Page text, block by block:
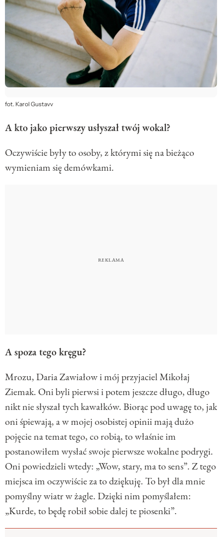
fot. Karol Gustavv
A kto jako pierwszy usłyszał twój wokal?
Oczywiście były to osoby, z którymi się na bieżąco
wymieniam się demówkami.
A spoza tego kręgu?
Mrozu, Daria Zawiałow i mój przyjaciel Mikołaj
Ziemak. Oni byli pierwsi i potem jeszcze długo, długo
nikt nie słyszał tych kawałków. Biorąc pod uwagę to, jak
oni śpiewają, a w mojej osobistej opinii mają dużo
pojęcie na temat tego, co robią, to właśnie im
postanowiłem wysłać swoje pierwsze wokalne podrygi.
Oni powiedzieli wtedy: „Wow, stary, ma to sens”. Z tego
miejsca im oczywiście za to dziękuję. To był dla mnie
pomyślny wiatr w żagle. Dzięki nim pomyślałem:
„Kurde, to będę robił sobie dalej te piosenki”.